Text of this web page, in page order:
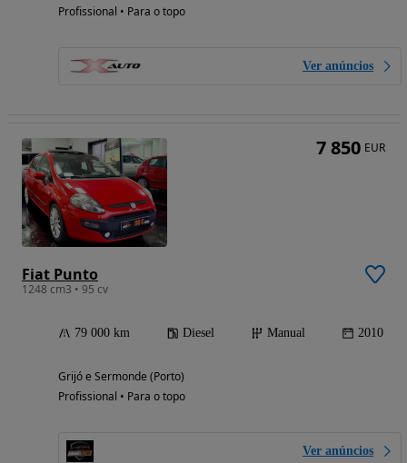
Profissional • Para o topo
Ver anúncios
Fiat Punto
1248 cm3 • 95 cv
79 000 km Diesel Manual 2010
Grijó e Sermonde (Porto)
Profissional • Para o topo
Ver anúncios
7 850 EUR